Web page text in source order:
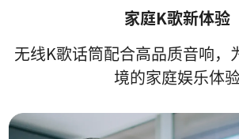
家庭K歌新体验
无线K歌话筒配合高品质音响，
境的家庭娱乐体